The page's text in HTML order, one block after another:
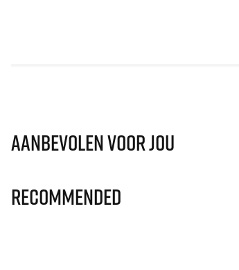
Aanbevolen voor jou
Recommended